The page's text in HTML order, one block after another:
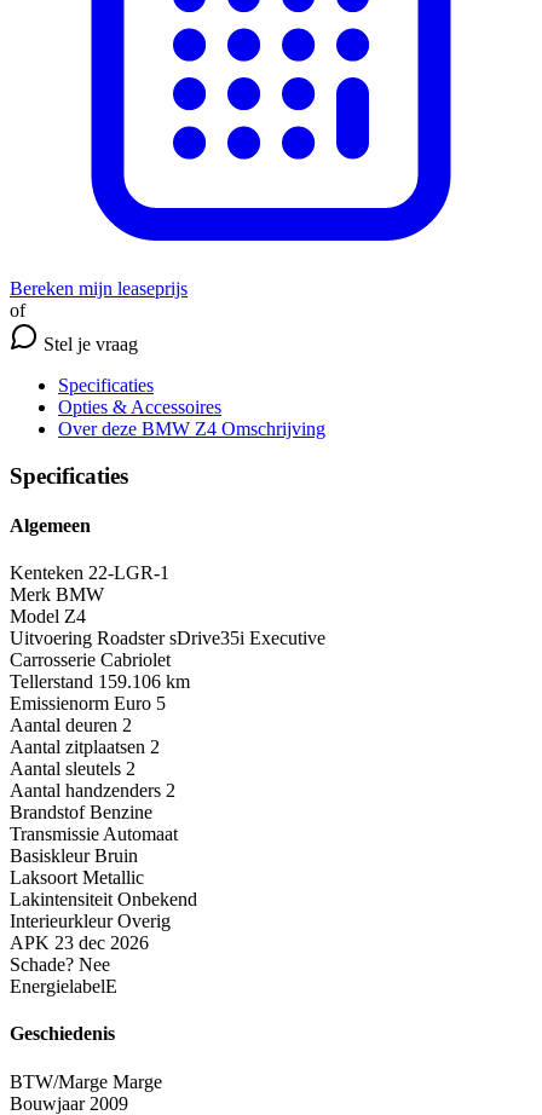
Bereken mijn leaseprijs
of
Stel je vraag
Specificaties
Opties & Accessoires
Over deze BMW Z4 Omschrijving
Specificaties
Algemeen
Kenteken 22-LGR-1
Merk BMW
Model Z4
Uitvoering Roadster sDrive35i Executive
Carrosserie Cabriolet
Tellerstand 159.106 km
Emissienorm Euro 5
Aantal deuren 2
Aantal zitplaatsen 2
Aantal sleutels 2
Aantal handzenders 2
Brandstof Benzine
Transmissie Automaat
Basiskleur Bruin
Laksoort Metallic
Lakintensiteit Onbekend
Interieurkleur Overig
APK 23 dec 2026
Schade? Nee
EnergielabelE
Geschiedenis
BTW/Marge Marge
Bouwjaar 2009